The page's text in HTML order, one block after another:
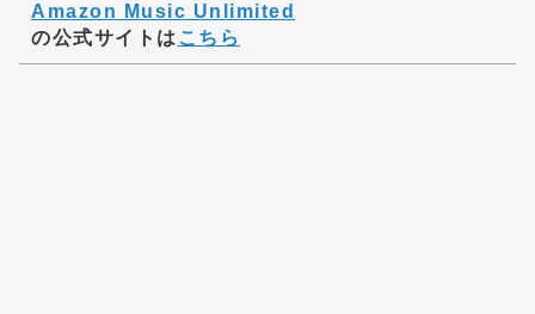
Amazon Music Unlimited
の公式サイトは こちら